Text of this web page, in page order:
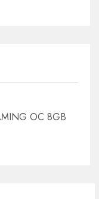
OC 8GB